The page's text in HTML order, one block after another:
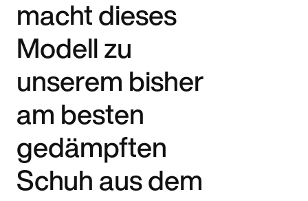
macht dieses
Modell zu
unserem bisher
am besten
gedämpften
Schuh aus dem